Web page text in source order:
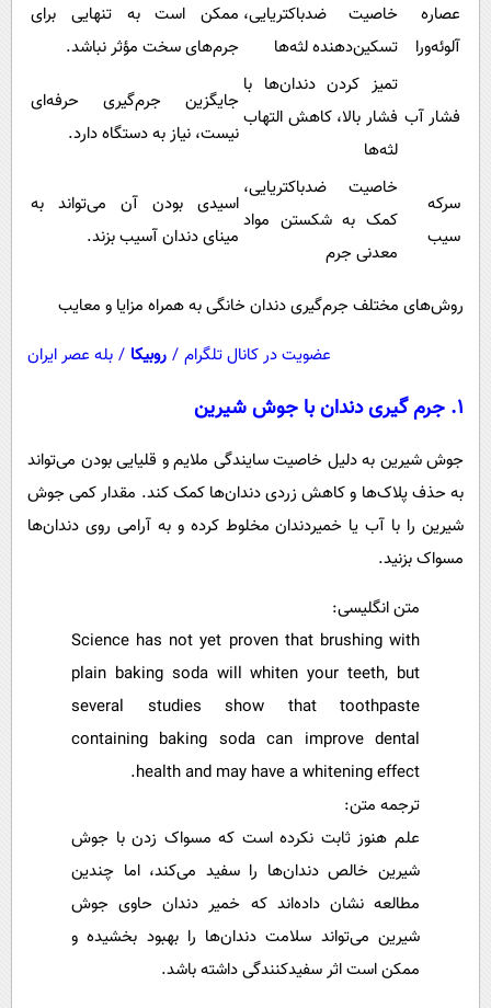
عصاره
آلوئه‌ورا
خاصیت ضدباکتریایی،
تسکین‌دهنده لثه‌ها
ممکن است به تنهایی برای
جرم‌های سخت مؤثر نباشد.
فشار آب
تمیز کردن دندان‌ها با
فشار بالا، کاهش التهاب
لثه‌ها
جایگزین جرم‌گیری حرفه‌ای
نیست، نیاز به دستگاه دارد.
سرکه
سیب
خاصیت ضدباکتریایی،
کمک به شکستن مواد
معدنی جرم
اسیدی بودن آن می‌تواند به
مینای دندان آسیب بزند.
روش‌های مختلف جرم‌گیری دندان خانگی به همراه مزایا و معایب
عضویت در کانال تلگرام / روبیکا / بله عصر ایران
۱. جرم گیری دندان با جوش شیرین
جوش شیرین به دلیل خاصیت سایندگی ملایم و قلیایی بودن می‌تواند
به حذف پلاک‌ها و کاهش زردی دندان‌ها کمک کند. مقدار کمی جوش
شیرین را با آب یا خمیردندان مخلوط کرده و به آرامی روی دندان‌ها
مسواک بزنید.
متن انگلیسی:
Science has not yet proven that brushing with
plain baking soda will whiten your teeth, but
several studies show that toothpaste
containing baking soda can improve dental
health and may have a whitening effect.
ترجمه متن:
علم هنوز ثابت نکرده است که مسواک زدن با جوش
شیرین خالص دندان‌ها را سفید می‌کند، اما چندین
مطالعه نشان داده‌اند که خمیر دندان حاوی جوش
شیرین می‌تواند سلامت دندان‌ها را بهبود بخشیده و
ممکن است اثر سفیدکنندگی داشته باشد.